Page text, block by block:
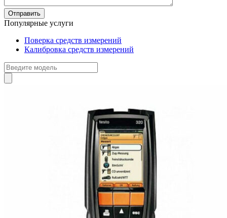
Популярные услуги
Поверка средств измерений
Калибровка средств измерений